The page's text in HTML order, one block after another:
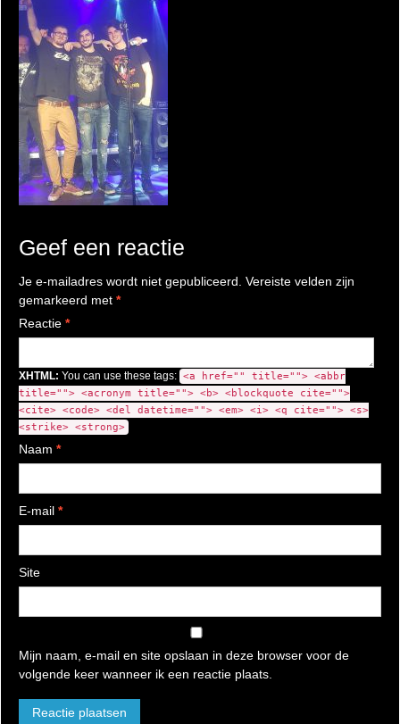
Geef een reactie
Je e-mailadres wordt niet gepubliceerd. Vereiste velden zijn
gemarkeerd met *
Reactie *
XHTML: You can use these tags: <a href="" title=""> <abbr
title=""> <acronym title=""> <b> <blockquote cite="">
<cite> <code> <del datetime=""> <em> <i> <q cite=""> <s>
<strike> <strong>
Naam *
E-mail *
Site
Mijn naam, e-mail en site opslaan in deze browser voor de
volgende keer wanneer ik een reactie plaats.